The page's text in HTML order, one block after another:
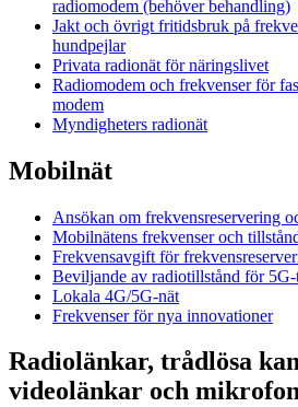
radiomodem (behöver behandling)
Jakt och övrigt fritidsbruk på
hundpejlar
Privata radionät för näringslivet
Radiomodem och frekvenser för
modem
Myndigheters radionät
Mobilnät
Ansökan om frekvensreservering
Mobilnätens frekvenser och
Frekvensavgift för
Beviljande av radiotillstånd för 5G-
Lokala 4G/5G-nät
Frekvenser för nya innovationer
Radiolänkar, trådlösa
videolänkar och